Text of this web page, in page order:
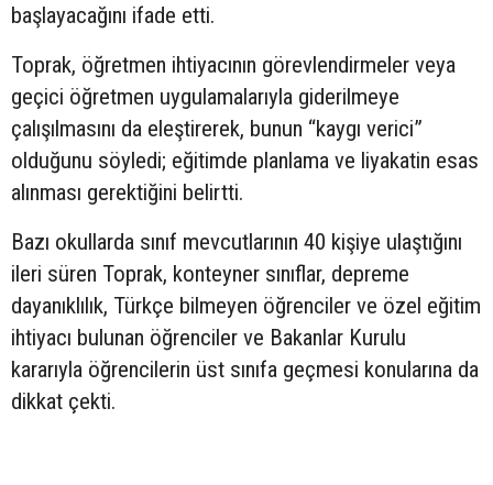
başlayacağını ifade etti.
Toprak, öğretmen ihtiyacının görevlendirmeler veya
geçici öğretmen uygulamalarıyla giderilmeye
çalışılmasını da eleştirerek, bunun “kaygı verici”
olduğunu söyledi; eğitimde planlama ve liyakatin esas
alınması gerektiğini belirtti.
Bazı okullarda sınıf mevcutlarının 40 kişiye ulaştığını
ileri süren Toprak, konteyner sınıflar, depreme
dayanıklılık, Türkçe bilmeyen öğrenciler ve özel eğitim
ihtiyacı bulunan öğrenciler ve Bakanlar Kurulu
kararıyla öğrencilerin üst sınıfa geçmesi konularına da
dikkat çekti.